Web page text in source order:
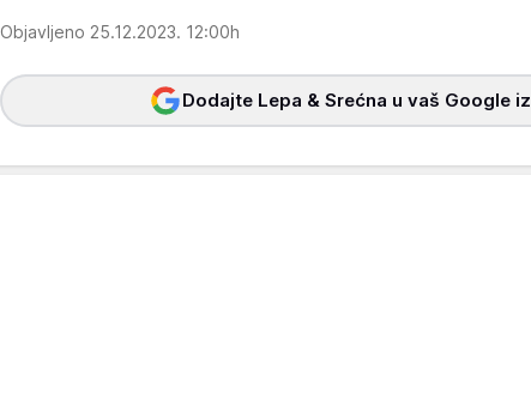
Objavljeno 25.12.2023. 12:00h
Dodajte Lepa & Srećna u vaš Google